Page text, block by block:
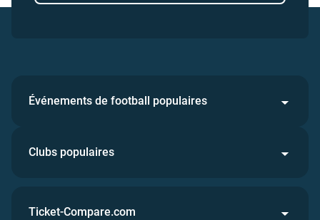
Événements de football populaires
Clubs populaires
Ticket-Compare.com